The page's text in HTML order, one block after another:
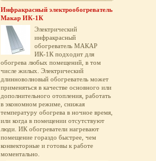
Инфракрасный электрообогреватель
Макар ИК-1К
Электрический
инфракрасный
обогреватель МАКАР
ИК-1К подходит для
обогрева любых помещений, в том
числе жилых. Электрический
длинноволновый обогреватель может
применяться в качестве основного или
дополнительного отопления, работать
в экономном режиме, снижая
температуру обогрева в ночное время,
или когда в помещении отсутствуют
люди. ИК обогреватели нагревают
помещение гораздо быстрее, чем
конвекторные и готовы к работе
моментально.